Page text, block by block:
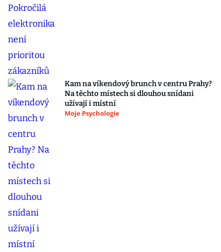
Kam na víkendový brunch v centru Prahy?
Na těchto místech si dlouhou snídani
užívají i místní
Moje Psychologie